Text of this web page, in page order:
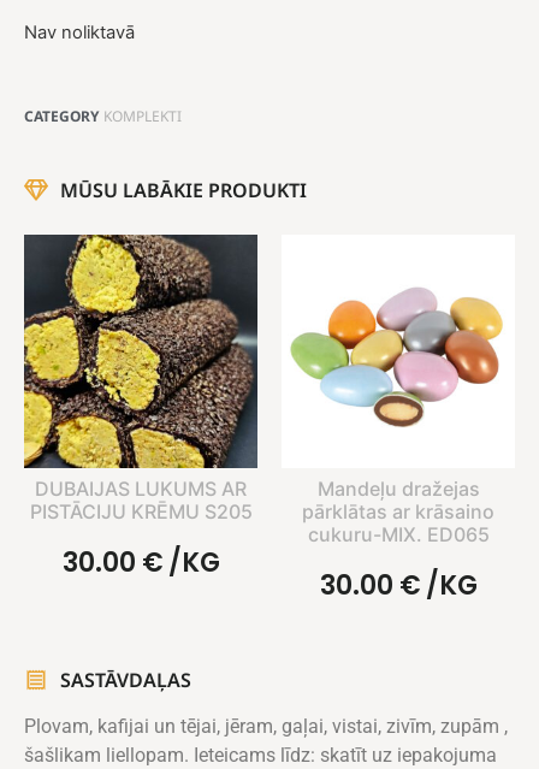
Nav noliktavā
CATEGORY KOMPLEKTI
MŪSU LABĀKIE PRODUKTI
DUBAIJAS LUKUMS AR
PISTĀCIJU KRĒMU S205
30.00 €/KG
Mandeļu dražejas
pārklātas ar krāsaino
cukuru-MIX. ED065
30.00 €/KG
SASTĀVDAĻAS
Plovam, kafijai un tējai, jēram, gaļai, vistai, zivīm, zupām ,
šašlikam liellopam. Ieteicams līdz: skatīt uz iepakojuma